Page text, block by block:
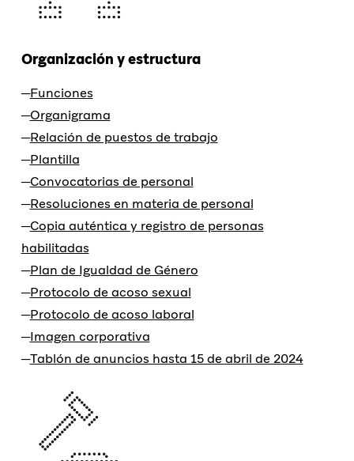
Organización y estructura
Funciones
Organigrama
Relación de puestos de trabajo
Plantilla
Convocatorias de personal
Resoluciones en materia de personal
Copia auténtica y registro de personas
habilitadas
Plan de Igualdad de Género
Protocolo de acoso sexual
Protocolo de acoso laboral
Imagen corporativa
Tablón de anuncios hasta 15 de abril de 2024